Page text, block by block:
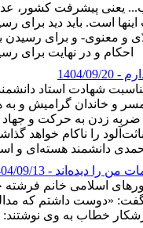
یعنی پیشرفت کشور،
است. باید دید
و معنوی- و برای
احکام و در نهایت برای
- 1404/09/20
شهادت استاد
و خاندان گرامیش و
ضربه زدن به حرکت و
را ناکام خواهد
من را دیده‌اند - 1404/09/13
اسلامی خانم فرشته
«دوست داشتم که مدالم
خطاب به وی